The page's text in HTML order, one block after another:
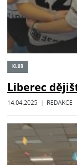
KLUB
Liberec
14.04.2025 | REDAKCE